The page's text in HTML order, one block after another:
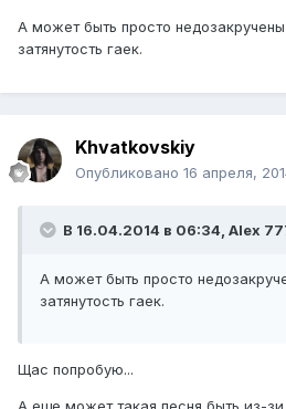
А может быть просто
затянутость гаек.
Khvatkovskiy
Опубликовано 16 апреля,
В 16.04.2014 в 06:34, Alex
А может быть просто
затянутость гаек.
Щас попробую...